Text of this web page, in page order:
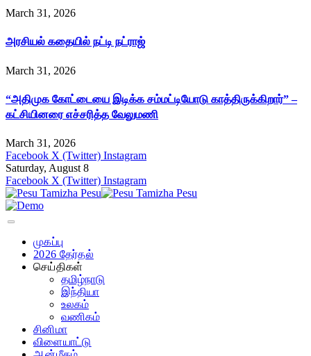
March 31, 2026
அரசியல் கதையில் நட்டி நட்ராஜ்
March 31, 2026
“அதிமுக கோட்டையை இடிக்க சம்மட்டியோடு காத்திருக்கிறார்” –
கட்சியினரை எச்சரித்த வேலுமணி
March 31, 2026
Facebook X (Twitter) Instagram
Saturday, August 8
Facebook X (Twitter) Instagram
முகப்பு
2026 தேர்தல்
செய்திகள்
தமிழ்நாடு
இந்தியா
உலகம்
வணிகம்
சினிமா
விளையாட்டு